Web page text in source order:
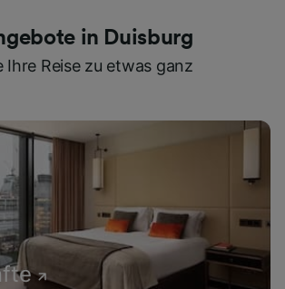
in Duisburg
Ihre Reise zu etwas ganz